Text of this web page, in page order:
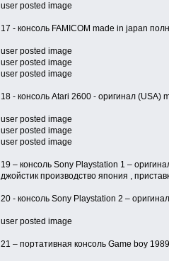
user posted image
17 - консоль FAMICOM made in japan
user posted image
user posted image
user posted image
18 - консоль Atari 2600 - оригинал (USA)
user posted image
user posted image
user posted image
19 – консоль Sony Playstation 1 –
джойстик производство япония ,
20 - консоль Sony Playstation 2 –
user posted image
21 – портативная консоль Game boy